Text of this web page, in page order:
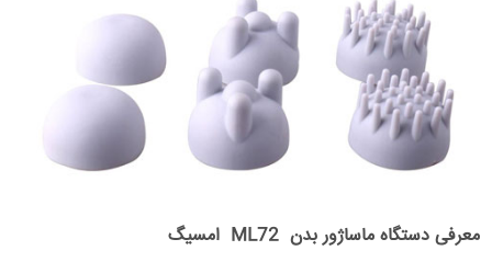
معرفی دستگاه ماساژور بدن ML72 امسیگ